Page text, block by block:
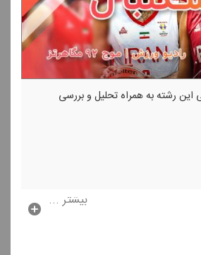
رشته به همراه تحلیل و بررسی
بیشتر ...